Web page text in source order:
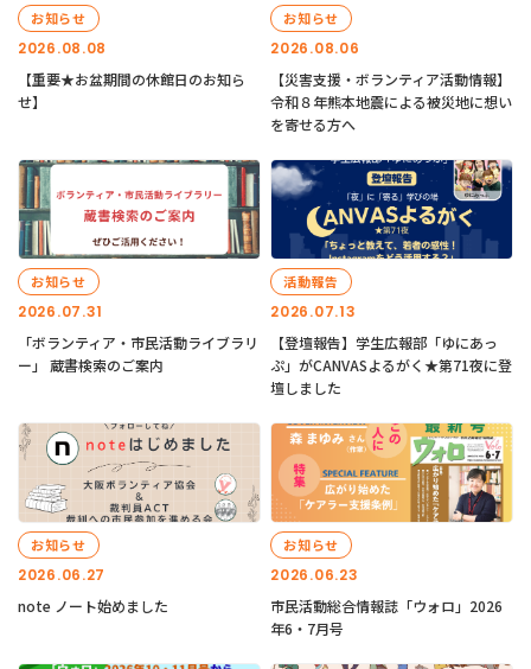
2026.08.08
お知らせ
【重要★お盆期間の休館日のお知ら
せ】
2026.08.06
お知らせ
【災害支援・ボランティア活動情報】
令和８年熊本地震による被災地に想い
を寄せる方へ
2026.07.31
お知らせ
「ボランティア・市民活動ライブラリ
ー」 蔵書検索のご案内
2026.07.13
活動報告
【登壇報告】学生広報部「ゆにあっ
ぷ」がCANVASよるがく★第71夜に登
壇しました
2026.06.27
お知らせ
note ノート始めました
2026.06.23
お知らせ
市民活動総合情報誌「ウォロ」2026
年6・7月号